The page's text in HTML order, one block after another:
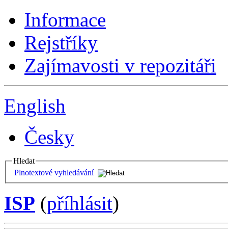
Informace
Rejstříky
Zajímavosti v repozitáři
English
Česky
Hledat
Plnotextové vyhledávání
ISP (příhlásit)